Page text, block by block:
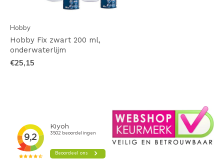
Hobby
Hobby Fix zwart 200 ml,
onderwaterlijm
€25,15